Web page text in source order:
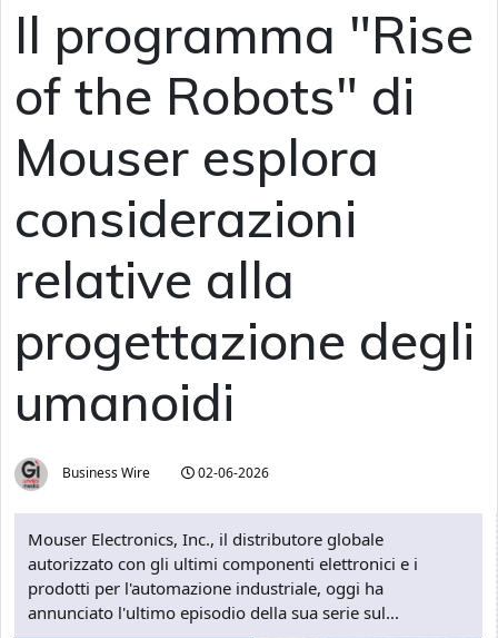
Il programma "Rise
of the Robots" di
Mouser esplora
considerazioni
relative alla
progettazione degli
umanoidi
Business Wire 02-06-2026
Mouser Electronics, Inc., il distributore globale
autorizzato con gli ultimi componenti elettronici e i
prodotti per l'automazione industriale, oggi ha
annunciato l'ultimo episodio della sua serie sul...